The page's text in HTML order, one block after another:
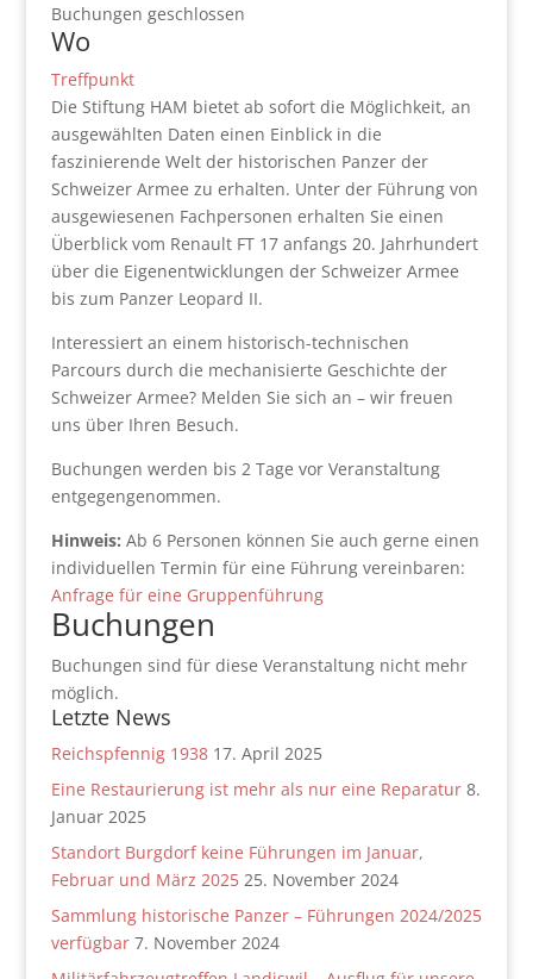
Buchungen geschlossen
Wo
Treffpunkt
Die Stiftung HAM bietet ab sofort die Möglichkeit, an
ausgewählten Daten einen Einblick in die
faszinierende Welt der historischen Panzer der
Schweizer Armee zu erhalten. Unter der Führung von
ausgewiesenen Fachpersonen erhalten Sie einen
Überblick vom Renault FT 17 anfangs 20. Jahrhundert
über die Eigenentwicklungen der Schweizer Armee
bis zum Panzer Leopard II.
Interessiert an einem historisch-technischen
Parcours durch die mechanisierte Geschichte der
Schweizer Armee? Melden Sie sich an – wir freuen
uns über Ihren Besuch.
Buchungen werden bis 2 Tage vor Veranstaltung
entgegengenommen.
Hinweis: Ab 6 Personen können Sie auch gerne einen
individuellen Termin für eine Führung vereinbaren:
Anfrage für eine Gruppenführung
Buchungen
Buchungen sind für diese Veranstaltung nicht mehr
möglich.
Letzte News
Reichspfennig 1938 17. April 2025
Eine Restaurierung ist mehr als nur eine Reparatur 8.
Januar 2025
Standort Burgdorf keine Führungen im Januar,
Februar und März 2025 25. November 2024
Sammlung historische Panzer – Führungen 2024/2025
verfügbar 7. November 2024